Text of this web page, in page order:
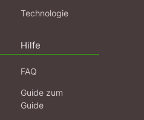
Technologie
Hilfe
FAQ
Guide zum
Guide